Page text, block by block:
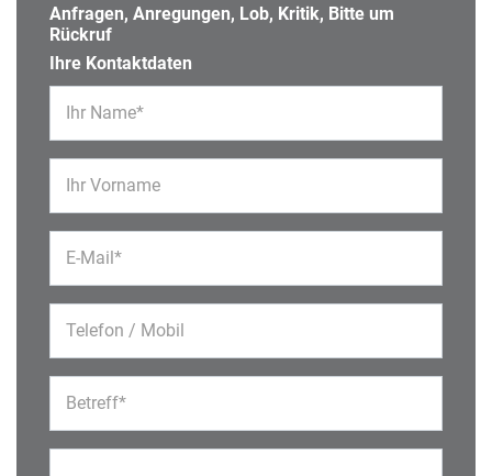
Anfragen, Anregungen, Lob, Kritik, Bitte um
Rückruf
Ihre Kontaktdaten
Ihr Name*
Ihr Vorname
E-Mail*
Telefon / Mobil
Betreff*